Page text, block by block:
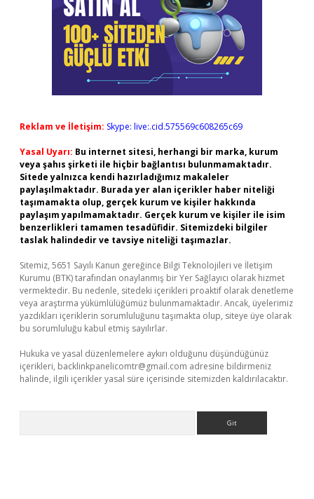
Reklam ve İletişim: Skype: live:.cid.575569c608265c69
Yasal Uyarı: Bu internet sitesi, herhangi bir marka, kurum
veya şahıs şirketi ile hiçbir bağlantısı bulunmamaktadır.
Sitede yalnızca kendi hazırladığımız makaleler
paylaşılmaktadır. Burada yer alan içerikler haber niteliği
taşımamakta olup, gerçek kurum ve kişiler hakkında
paylaşım yapılmamaktadır. Gerçek kurum ve kişiler ile isim
benzerlikleri tamamen tesadüfidir. Sitemizdeki bilgiler
taslak halindedir ve tavsiye niteliği taşımazlar.
Sitemiz, 5651 Sayılı Kanun gereğince Bilgi Teknolojileri ve İletişim
Kurumu (BTK) tarafından onaylanmış bir Yer Sağlayıcı olarak hizmet
vermektedir. Bu nedenle, sitedeki içerikleri proaktif olarak denetleme
veya araştırma yükümlülüğümüz bulunmamaktadır. Ancak, üyelerimiz
yazdıkları içeriklerin sorumluluğunu taşımakta olup, siteye üye olarak
bu sorumluluğu kabul etmiş sayılırlar.
Hukuka ve yasal düzenlemelere aykırı olduğunu düşündüğünüz
içerikleri, backlinkpanelicomtr@gmail.com adresine bildirmeniz
halinde, ilgili içerikler yasal süre içerisinde sitemizden kaldırılacaktır.